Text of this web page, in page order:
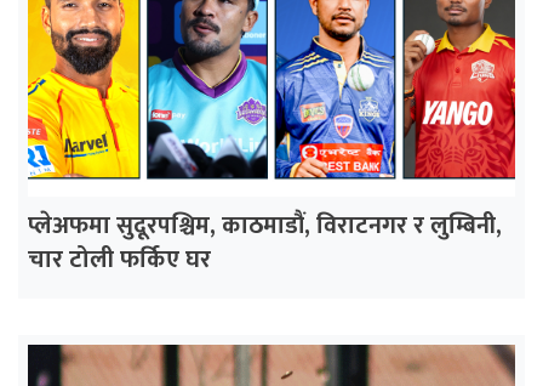
प्लेअफमा सुदूरपश्चिम, काठमाडौं, विराटनगर र लुम्बिनी,
चार टोली फर्किए घर